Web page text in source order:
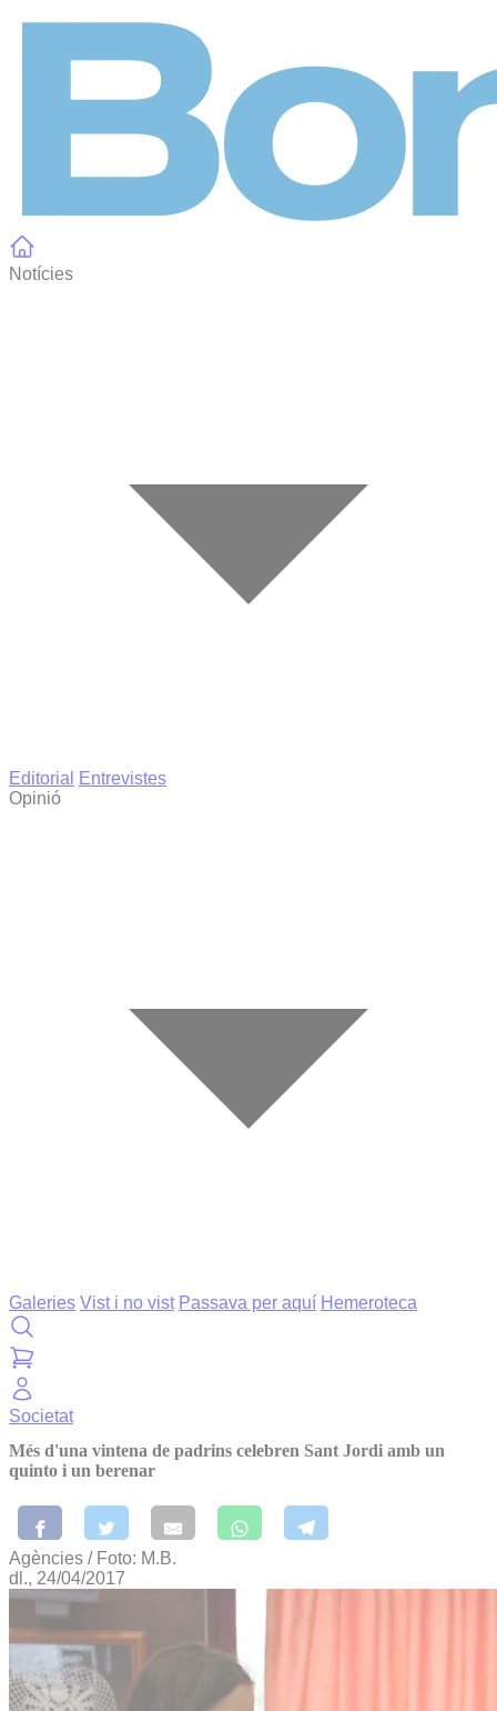
Notícies
Editorial
Entrevistes
Opinió
Galeries Vist i no vist Passava per aquí Hemeroteca
Societat
Més d'una vintena de padrins celebren Sant Jordi amb un
quinto i un berenar
Agències / Foto: M.B.
dl., 24/04/2017